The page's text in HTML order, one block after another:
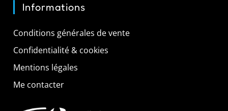
Informations
Conditions générales de vente
Confidentialité & cookies
Mentions légales
Me contacter